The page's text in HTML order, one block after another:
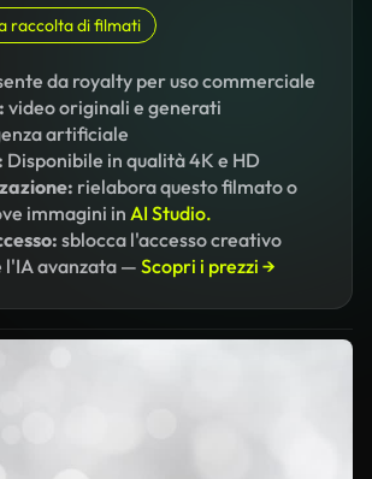
raccolta di filmati
da royalty per uso commerciale
video originali e generati
artificiale
Disponibile in qualità 4K e HD
rielabora questo filmato o
immagini inAI Studio.
sblocca l'accesso creativo
l'IA avanzata — Scopri i prezzi →